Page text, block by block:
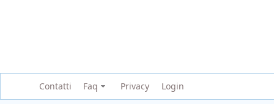
Contatti Faq Privacy Login